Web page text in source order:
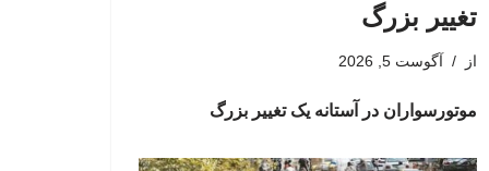
تغییر بزرگ
از آگوست 5, 2026
موتورسواران در آستانه یک تغییر بزرگ